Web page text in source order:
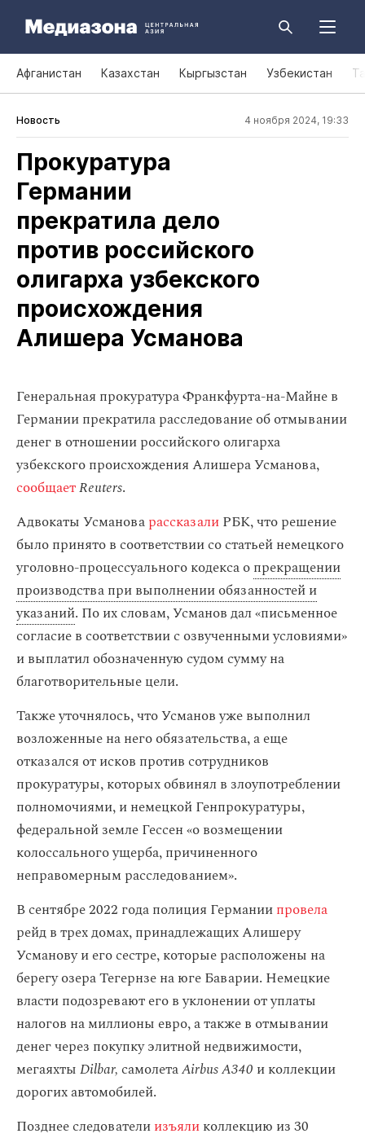
Афганистан Казахстан Кыргызстан Узбекистан
Новость 4 ноября 2024, 19:33
Прокуратура
Германии
прекратила дело
против российского
олигарха узбекского
происхождения
Алишера Усманова
Генеральная прокуратура Франкфурта-на-Майне в
Германии прекратила расследование об отмывании
денег в отношении российского олигарха
узбекского происхождения Алишера Усманова,
сообщаетReuters.
Адвокаты УсмановарассказалиРБК, что решение
было принято в соответствии со статьей немецкого
уголовно-процессуального кодекса опрекращении
производства при выполнении обязанностей и
указаний. По их словам, Усманов дал «письменное
согласие в соответствии с озвученными условиями»
и выплатил обозначенную судом сумму на
благотворительные цели.
Также уточнялось, что Усманов уже выполнил
возложенные на него обязательства, а еще
отказался от исков против сотрудников
прокуратуры, которых обвинял в злоупотреблении
полномочиями, и немецкой Генпрокуратуры,
федеральной земле Гессен «о возмещении
колоссального ущерба, причиненного
неправомерным расследованием».
В сентябре 2022 года полиция Германиипровела
рейд в трех домах, принадлежащих Алишеру
Усманову и его сестре, которые расположены на
берегу озера Тегернзе на юге Баварии. Немецкие
власти подозревают его в уклонении от уплаты
налогов на миллионы евро, а также в отмывании
денег через покупку элитной недвижимости,
мегаяхтыDilbar,самолетаAirbus A340 и коллекции
дорогих автомобилей.
Позднее следователиизъяликоллекцию из 30